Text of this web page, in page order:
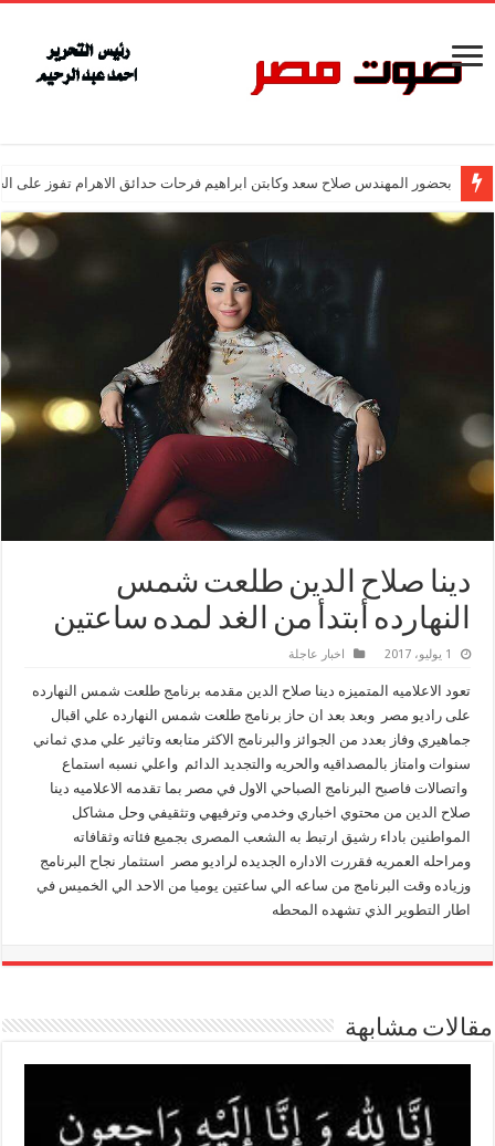
بحضور المهندس صلاح سعد وكابتن ابراهيم فرحات حدائق الاهرام تفوز على
دينا صلاح الدين طلعت شمس
النهارده أبتدأ من الغد لمده ساعتين
1 يوليو، 2017 اخبار عاجلة
تعود الاعلاميه المتميزه دينا صلاح الدين مقدمه برنامج طلعت شمس النهارده
على راديو مصر وبعد بعد ان حاز برنامج طلعت شمس النهارده علي اقبال
جماهيري وفاز بعدد من الجوائز والبرنامج الاكثر متابعه وتاثير علي مدي ثماني
سنوات وامتاز بالمصداقيه والحريه والتجديد الدائم واعلي نسبه استماع
واتصالات فاصبح البرنامج الصباحي الاول في مصر بما تقدمه الاعلاميه دينا
صلاح الدين من محتوي اخباري وخدمي وترفيهي وتثقيفي وحل مشاكل
المواطنين باداء رشيق ارتبط به الشعب المصرى بجميع فئاته وثقافاته
ومراحله العمريه فقررت الاداره الجديده لراديو مصر استثمار نجاح البرنامج
وزياده وقت البرنامج من ساعه الي ساعتين يوميا من الاحد الي الخميس في
اطار التطوير الذي تشهده المحطه
مقالات مشابهة